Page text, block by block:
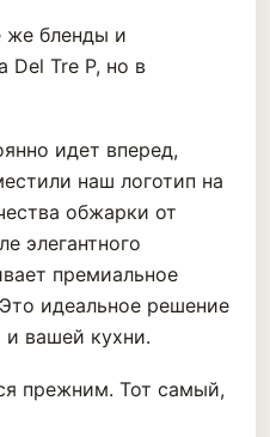
же бленды и
Del Tre P, но в
идет вперед,
наш логотип на
обжарки от
элегантного
премиальное
идеальное решение
и вашей кухни.
прежним. Тот самый,